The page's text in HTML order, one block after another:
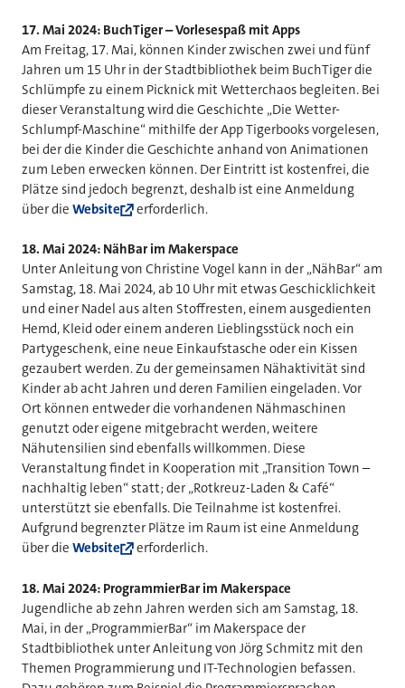
17. Mai 2024: BuchTiger – Vorlesespaß mit Apps
Am Freitag, 17. Mai, können Kinder zwischen zwei und fünf
Jahren um 15 Uhr in der Stadtbibliothek beim BuchTiger die
Schlümpfe zu einem Picknick mit Wetterchaos begleiten. Bei
dieser Veranstaltung wird die Geschichte „Die Wetter-
Schlumpf-Maschine“ mithilfe der App Tigerbooks vorgelesen,
bei der die Kinder die Geschichte anhand von Animationen
zum Leben erwecken können. Der Eintritt ist kostenfrei, die
Plätze sind jedoch begrenzt, deshalb ist eine Anmeldung
über die Website erforderlich.
18. Mai 2024: NähBar im Makerspace
Unter Anleitung von Christine Vogel kann in der „NähBar“ am
Samstag, 18. Mai 2024, ab 10 Uhr mit etwas Geschicklichkeit
und einer Nadel aus alten Stoffresten, einem ausgedienten
Hemd, Kleid oder einem anderen Lieblingsstück noch ein
Partygeschenk, eine neue Einkaufstasche oder ein Kissen
gezaubert werden. Zu der gemeinsamen Nähaktivität sind
Kinder ab acht Jahren und deren Familien eingeladen. Vor
Ort können entweder die vorhandenen Nähmaschinen
genutzt oder eigene mitgebracht werden, weitere
Nähutensilien sind ebenfalls willkommen. Diese
Veranstaltung findet in Kooperation mit „Transition Town –
nachhaltig leben“ statt; der „Rotkreuz-Laden & Café“
unterstützt sie ebenfalls. Die Teilnahme ist kostenfrei.
Aufgrund begrenzter Plätze im Raum ist eine Anmeldung
über die Website erforderlich.
18. Mai 2024: ProgrammierBar im Makerspace
Jugendliche ab zehn Jahren werden sich am Samstag, 18.
Mai, in der „ProgrammierBar“ im Makerspace der
Stadtbibliothek unter Anleitung von Jörg Schmitz mit den
Themen Programmierung und IT-Technologien befassen.